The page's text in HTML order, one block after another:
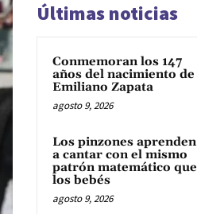
Últimas noticias
Conmemoran los 147
años del nacimiento de
Emiliano Zapata
agosto 9, 2026
Los pinzones aprenden
a cantar con el mismo
patrón matemático que
los bebés
agosto 9, 2026